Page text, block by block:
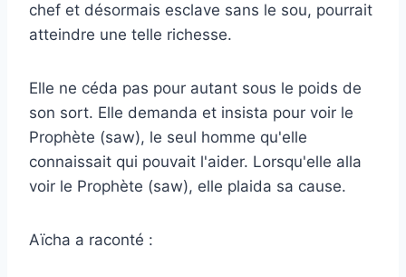
chef et désormais esclave sans le sou, pourrait
atteindre une telle richesse.
Elle ne céda pas pour autant sous le poids de
son sort. Elle demanda et insista pour voir le
Prophète (saw), le seul homme qu'elle
connaissait qui pouvait l'aider. Lorsqu'elle alla
voir le Prophète (saw), elle plaida sa cause.
Aïcha a raconté :